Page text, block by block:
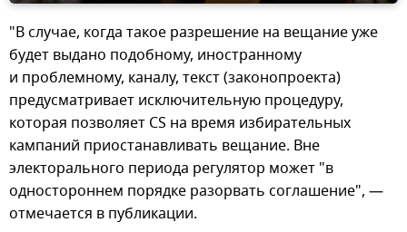
"В случае, когда такое разрешение на вещание уже
будет выдано подобному, иностранному
и проблемному, каналу, текст (законопроекта)
предусматривает исключительную процедуру,
которая позволяет CS на время избирательных
кампаний приостанавливать вещание. Вне
электорального периода регулятор может "в
одностороннем порядке разорвать соглашение", —
отмечается в публикации.